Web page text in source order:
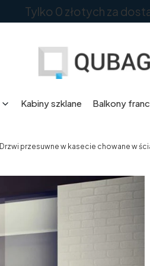
Tylko 0 złotych za
Kabiny szklane Balkony
Drzwi przesuwne w kasecie chowane w